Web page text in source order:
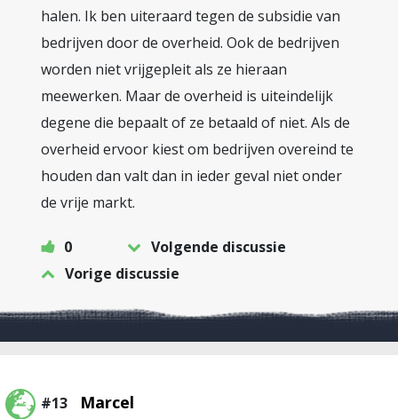
halen. Ik ben uiteraard tegen de subsidie van
bedrijven door de overheid. Ook de bedrijven
worden niet vrijgepleit als ze hieraan
meewerken. Maar de overheid is uiteindelijk
degene die bepaalt of ze betaald of niet. Als de
overheid ervoor kiest om bedrijven overeind te
houden dan valt dan in ieder geval niet onder
de vrije markt.
0
Volgende discussie
Vorige discussie
#13 Marcel